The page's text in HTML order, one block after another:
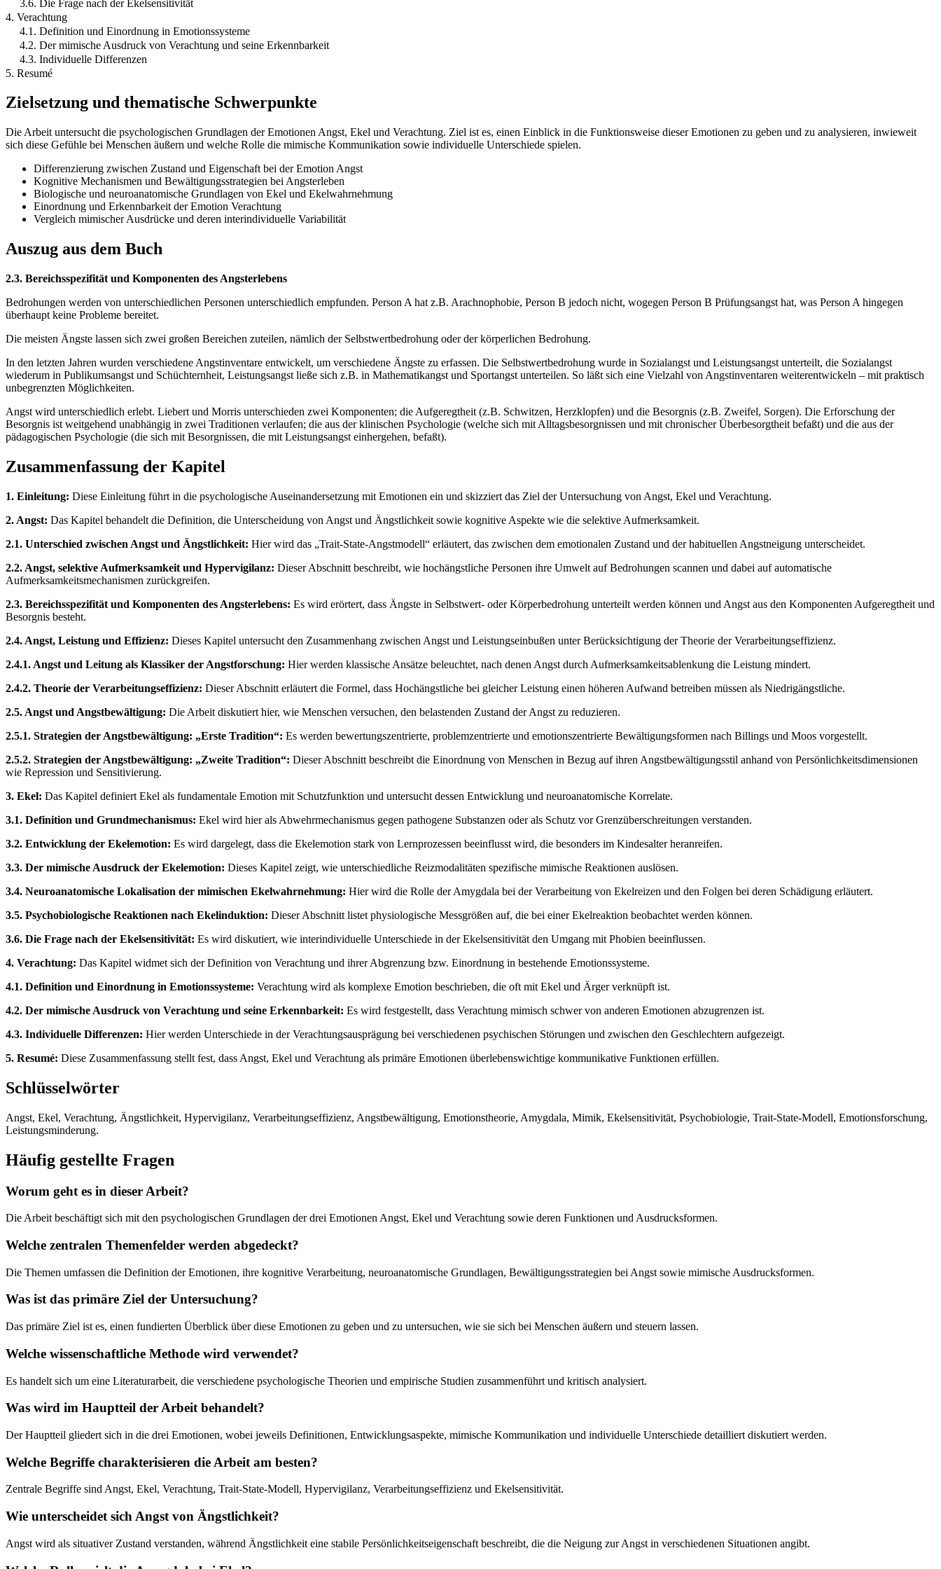
3.6. Die Frage nach der Ekelsensitivität
4. Verachtung
4.1. Definition und Einordnung in Emotionssysteme
4.2. Der mimische Ausdruck von Verachtung und seine Erkennbarkeit
4.3. Individuelle Differenzen
5. Resumé
Zielsetzung und thematische Schwerpunkte
Die Arbeit untersucht die psychologischen Grundlagen der Emotionen Angst, Ekel und Verachtung. Ziel ist es, einen Einblick in die Funktionsweise dieser Emotionen zu geben und zu analysieren, inwieweit
sich diese Gefühle bei Menschen äußern und welche Rolle die mimische Kommunikation sowie individuelle Unterschiede spielen.
Differenzierung zwischen Zustand und Eigenschaft bei der Emotion Angst
Kognitive Mechanismen und Bewältigungsstrategien bei Angsterleben
Biologische und neuroanatomische Grundlagen von Ekel und Ekelwahrnehmung
Einordnung und Erkennbarkeit der Emotion Verachtung
Vergleich mimischer Ausdrücke und deren interindividuelle Variabilität
Auszug aus dem Buch
2.3. Bereichsspezifität und Komponenten des Angsterlebens
Bedrohungen werden von unterschiedlichen Personen unterschiedlich empfunden. Person A hat z.B. Arachnophobie, Person B jedoch nicht, wogegen Person B Prüfungsangst hat, was Person A hingegen
überhaupt keine Probleme bereitet.
Die meisten Ängste lassen sich zwei großen Bereichen zuteilen, nämlich der Selbstwertbedrohung oder der körperlichen Bedrohung.
In den letzten Jahren wurden verschiedene Angstinventare entwickelt, um verschiedene Ängste zu erfassen. Die Selbstwertbedrohung wurde in Sozialangst und Leistungsangst unterteilt, die Sozialangst
wiederum in Publikumsangst und Schüchternheit, Leistungsangst ließe sich z.B. in Mathematikangst und Sportangst unterteilen. So läßt sich eine Vielzahl von Angstinventaren weiterentwickeln – mit praktisch
unbegrenzten Möglichkeiten.
Angst wird unterschiedlich erlebt. Liebert und Morris unterschieden zwei Komponenten; die Aufgeregtheit (z.B. Schwitzen, Herzklopfen) und die Besorgnis (z.B. Zweifel, Sorgen). Die Erforschung der
Besorgnis ist weitgehend unabhängig in zwei Traditionen verlaufen; die aus der klinischen Psychologie (welche sich mit Alltagsbesorgnissen und mit chronischer Überbesorgtheit befaßt) und die aus der
pädagogischen Psychologie (die sich mit Besorgnissen, die mit Leistungsangst einhergehen, befaßt).
Zusammenfassung der Kapitel
1. Einleitung: Diese Einleitung führt in die psychologische Auseinandersetzung mit Emotionen ein und skizziert das Ziel der Untersuchung von Angst, Ekel und Verachtung.
2. Angst: Das Kapitel behandelt die Definition, die Unterscheidung von Angst und Ängstlichkeit sowie kognitive Aspekte wie die selektive Aufmerksamkeit.
2.1. Unterschied zwischen Angst und Ängstlichkeit: Hier wird das „Trait-State-Angstmodell“ erläutert, das zwischen dem emotionalen Zustand und der habituellen Angstneigung unterscheidet.
2.2. Angst, selektive Aufmerksamkeit und Hypervigilanz: Dieser Abschnitt beschreibt, wie hochängstliche Personen ihre Umwelt auf Bedrohungen scannen und dabei auf automatische
Aufmerksamkeitsmechanismen zurückgreifen.
2.3. Bereichsspezifität und Komponenten des Angsterlebens: Es wird erörtert, dass Ängste in Selbstwert- oder Körperbedrohung unterteilt werden können und Angst aus den Komponenten Aufgeregtheit und
Besorgnis besteht.
2.4. Angst, Leistung und Effizienz: Dieses Kapitel untersucht den Zusammenhang zwischen Angst und Leistungseinbußen unter Berücksichtigung der Theorie der Verarbeitungseffizienz.
2.4.1. Angst und Leitung als Klassiker der Angstforschung: Hier werden klassische Ansätze beleuchtet, nach denen Angst durch Aufmerksamkeitsablenkung die Leistung mindert.
2.4.2. Theorie der Verarbeitungseffizienz: Dieser Abschnitt erläutert die Formel, dass Hochängstliche bei gleicher Leistung einen höheren Aufwand betreiben müssen als Niedrigängstliche.
2.5. Angst und Angstbewältigung: Die Arbeit diskutiert hier, wie Menschen versuchen, den belastenden Zustand der Angst zu reduzieren.
2.5.1. Strategien der Angstbewältigung: „Erste Tradition“: Es werden bewertungszentrierte, problemzentrierte und emotionszentrierte Bewältigungsformen nach Billings und Moos vorgestellt.
2.5.2. Strategien der Angstbewältigung: „Zweite Tradition“: Dieser Abschnitt beschreibt die Einordnung von Menschen in Bezug auf ihren Angstbewältigungsstil anhand von Persönlichkeitsdimensionen
wie Repression und Sensitivierung.
3. Ekel: Das Kapitel definiert Ekel als fundamentale Emotion mit Schutzfunktion und untersucht dessen Entwicklung und neuroanatomische Korrelate.
3.1. Definition und Grundmechanismus: Ekel wird hier als Abwehrmechanismus gegen pathogene Substanzen oder als Schutz vor Grenzüberschreitungen verstanden.
3.2. Entwicklung der Ekelemotion: Es wird dargelegt, dass die Ekelemotion stark von Lernprozessen beeinflusst wird, die besonders im Kindesalter heranreifen.
3.3. Der mimische Ausdruck der Ekelemotion: Dieses Kapitel zeigt, wie unterschiedliche Reizmodalitäten spezifische mimische Reaktionen auslösen.
3.4. Neuroanatomische Lokalisation der mimischen Ekelwahrnehmung: Hier wird die Rolle der Amygdala bei der Verarbeitung von Ekelreizen und den Folgen bei deren Schädigung erläutert.
3.5. Psychobiologische Reaktionen nach Ekelinduktion: Dieser Abschnitt listet physiologische Messgrößen auf, die bei einer Ekelreaktion beobachtet werden können.
3.6. Die Frage nach der Ekelsensitivität: Es wird diskutiert, wie interindividuelle Unterschiede in der Ekelsensitivität den Umgang mit Phobien beeinflussen.
4. Verachtung: Das Kapitel widmet sich der Definition von Verachtung und ihrer Abgrenzung bzw. Einordnung in bestehende Emotionssysteme.
4.1. Definition und Einordnung in Emotionssysteme: Verachtung wird als komplexe Emotion beschrieben, die oft mit Ekel und Ärger verknüpft ist.
4.2. Der mimische Ausdruck von Verachtung und seine Erkennbarkeit: Es wird festgestellt, dass Verachtung mimisch schwer von anderen Emotionen abzugrenzen ist.
4.3. Individuelle Differenzen: Hier werden Unterschiede in der Verachtungsausprägung bei verschiedenen psychischen Störungen und zwischen den Geschlechtern aufgezeigt.
5. Resumé: Diese Zusammenfassung stellt fest, dass Angst, Ekel und Verachtung als primäre Emotionen überlebenswichtige kommunikative Funktionen erfüllen.
Schlüsselwörter
Angst, Ekel, Verachtung, Ängstlichkeit, Hypervigilanz, Verarbeitungseffizienz, Angstbewältigung, Emotionstheorie, Amygdala, Mimik, Ekelsensitivität, Psychobiologie, Trait-State-Modell, Emotionsforschung,
Leistungsminderung.
Häufig gestellte Fragen
Worum geht es in dieser Arbeit?
Die Arbeit beschäftigt sich mit den psychologischen Grundlagen der drei Emotionen Angst, Ekel und Verachtung sowie deren Funktionen und Ausdrucksformen.
Welche zentralen Themenfelder werden abgedeckt?
Die Themen umfassen die Definition der Emotionen, ihre kognitive Verarbeitung, neuroanatomische Grundlagen, Bewältigungsstrategien bei Angst sowie mimische Ausdrucksformen.
Was ist das primäre Ziel der Untersuchung?
Das primäre Ziel ist es, einen fundierten Überblick über diese Emotionen zu geben und zu untersuchen, wie sie sich bei Menschen äußern und steuern lassen.
Welche wissenschaftliche Methode wird verwendet?
Es handelt sich um eine Literaturarbeit, die verschiedene psychologische Theorien und empirische Studien zusammenführt und kritisch analysiert.
Was wird im Hauptteil der Arbeit behandelt?
Der Hauptteil gliedert sich in die drei Emotionen, wobei jeweils Definitionen, Entwicklungsaspekte, mimische Kommunikation und individuelle Unterschiede detailliert diskutiert werden.
Welche Begriffe charakterisieren die Arbeit am besten?
Zentrale Begriffe sind Angst, Ekel, Verachtung, Trait-State-Modell, Hypervigilanz, Verarbeitungseffizienz und Ekelsensitivität.
Wie unterscheidet sich Angst von Ängstlichkeit?
Angst wird als situativer Zustand verstanden, während Ängstlichkeit eine stabile Persönlichkeitseigenschaft beschreibt, die die Neigung zur Angst in verschiedenen Situationen angibt.